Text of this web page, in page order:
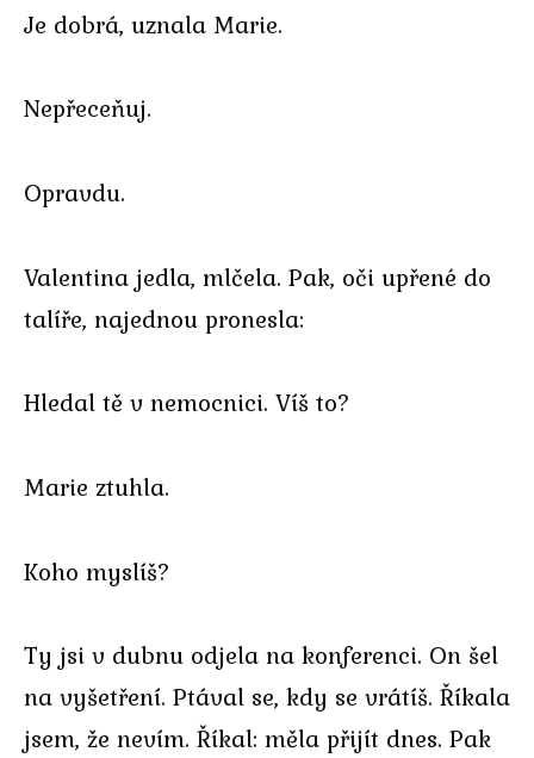
Je dobrá, uznala Marie.
Nepřeceňuj.
Opravdu.
Valentina jedla, mlčela. Pak, oči upřené do
talíře, najednou pronesla:
Hledal tě v nemocnici. Víš to?
Marie ztuhla.
Koho myslíš?
Ty jsi v dubnu odjela na konferenci. On šel
na vyšetření. Ptával se, kdy se vrátíš. Říkala
jsem, že nevím. Říkal: měla přijít dnes. Pak